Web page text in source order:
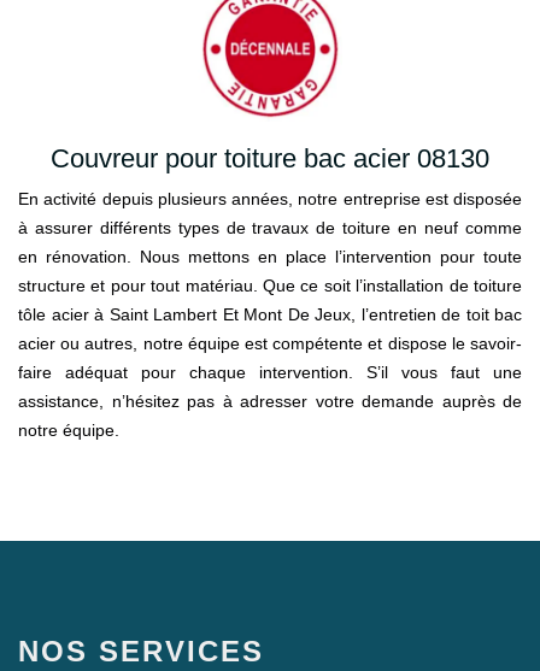
Couvreur pour toiture bac acier 08130
En activité depuis plusieurs années, notre entreprise est disposée
à assurer différents types de travaux de toiture en neuf comme
en rénovation. Nous mettons en place l’intervention pour toute
structure et pour tout matériau. Que ce soit l’installation de toiture
tôle acier à Saint Lambert Et Mont De Jeux, l’entretien de toit bac
acier ou autres, notre équipe est compétente et dispose le savoir-
faire adéquat pour chaque intervention. S’il vous faut une
assistance, n’hésitez pas à adresser votre demande auprès de
notre équipe.
NOS SERVICES